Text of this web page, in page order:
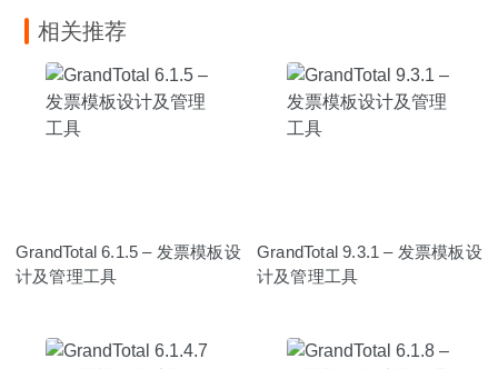
相关推荐
GrandTotal 6.1.5 – 发票模板设
计及管理工具
GrandTotal 9.3.1 – 发票模板设
计及管理工具